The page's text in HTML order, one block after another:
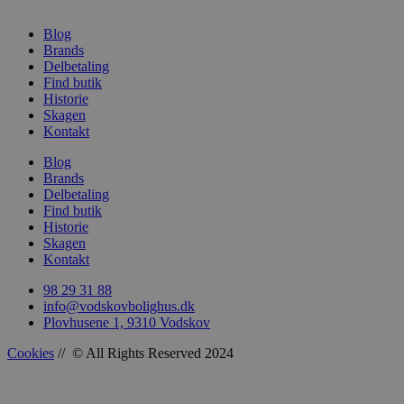
Blog
Brands
Delbetaling
Find butik
Historie
Skagen
Kontakt
Blog
Brands
Delbetaling
Find butik
Historie
Skagen
Kontakt
98 29 31 88
info@vodskovbolighus.dk
Plovhusene 1, 9310 Vodskov
Cookies // © All Rights Reserved 2024
woocommerce_recently_viewed